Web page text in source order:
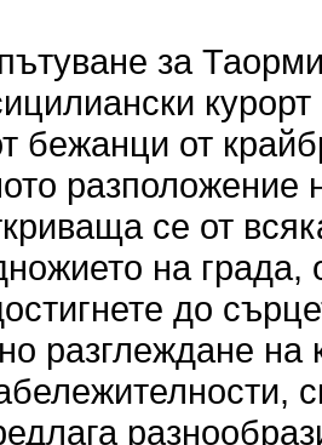
за
бежанци от
разположение
се от
на града,
до
разглеждане